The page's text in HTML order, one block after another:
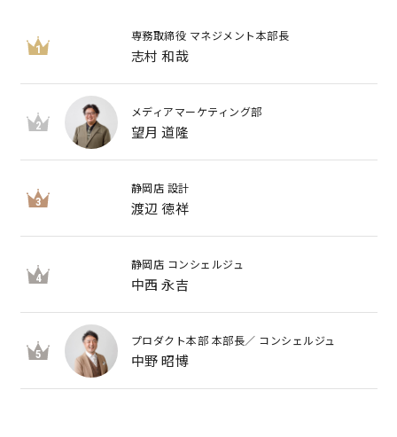
1
専務取締役 マネジメント本部長
志村 和哉
2
メディアマーケティング部
望月 道隆
3
静岡店 設計
渡辺 徳祥
4
静岡店 コンシェルジュ
中西 永吉
5
プロダクト本部 本部長／ コンシェルジュ
中野 昭博